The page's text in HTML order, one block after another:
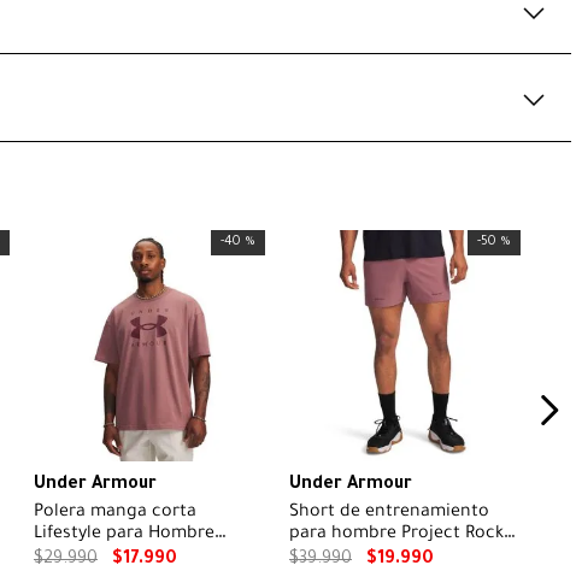
-40 %
Under Armour
Polera manga corta
Lifestyle para Hombre
Heavyweight Oversized café
$29.990 $17.990
-50 %
Under Armour
Short de entrenamiento
para hombre Project Rock
Ultimate rojo
$39.990 $19.990